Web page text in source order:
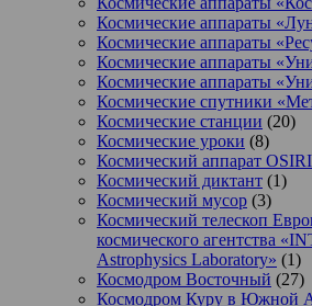
Космические аппараты
Космические аппараты
Космические аппараты
Космические аппараты
Космические спутники
Космические станции (20)
Космические уроки (8)
Космический аппарат
Космический диктант (1)
Космический мусор (3)
Космический телескоп
космического агентства
Astrophysics Laboratory» (1)
Космодром Восточный (27)
Космодром Куру в Южной